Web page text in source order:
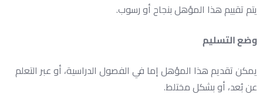
يتم تقييم هذا المؤهل بنجاح أو رسوب.
وضع التسليم
يمكن تقديم هذا المؤهل إما في الفصول الدراسية، أو عبر التعلم
عن بُعد، أو بشكل مختلط.